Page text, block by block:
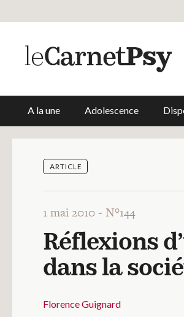
A la une Adolescence
ARTICLE
1 mai 2010 - N°144
Réflexions
dans la
Florence Guignard